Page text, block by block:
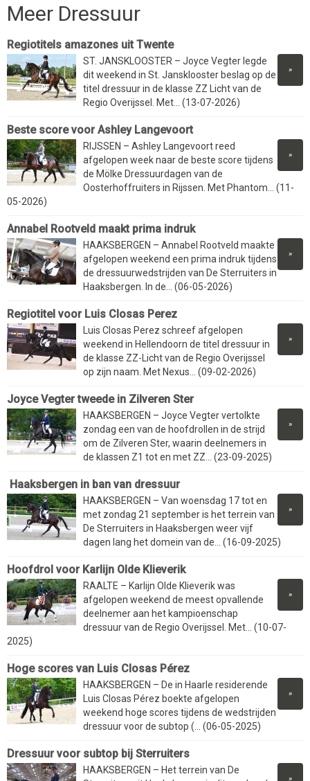
Meer Dressuur
Regiotitels amazones uit Twente
»
ST. JANSKLOOSTER – Joyce Vegter legde
dit weekend in St. Jansklooster beslag op de
titel dressuur in de klasse ZZ Licht van de
Regio Overijssel. Met... (13-07-2026)
Beste score voor Ashley Langevoort
»
RIJSSEN – Ashley Langevoort reed
afgelopen week naar de beste score tijdens
de Mölke Dressuurdagen van de
Oosterhoffruiters in Rijssen. Met Phantom... (11-
05-2026)
Annabel Rootveld maakt prima indruk
»
HAAKSBERGEN – Annabel Rootveld maakte
afgelopen weekend een prima indruk tijdens
de dressuurwedstrijden van De Sterruiters in
Haaksbergen. In de... (06-05-2026)
Regiotitel voor Luis Closas Perez
»
Luis Closas Perez schreef afgelopen
weekend in Hellendoorn de titel dressuur in
de klasse ZZ-Licht van de Regio Overijssel
op zijn naam. Met Nexus... (09-02-2026)
Joyce Vegter tweede in Zilveren Ster
»
HAAKSBERGEN – Joyce Vegter vertolkte
zondag een van de hoofdrollen in de strijd
om de Zilveren Ster, waarin deelnemers in
de klassen Z1 tot en met ZZ... (23-09-2025)
Haaksbergen in ban van dressuur
»
HAAKSBERGEN – Van woensdag 17 tot en
met zondag 21 september is het terrein van
De Sterruiters in Haaksbergen weer vijf
dagen lang het domein van de... (16-09-2025)
Hoofdrol voor Karlijn Olde Klieverik
»
RAALTE – Karlijn Olde Klieverik was
afgelopen weekend de meest opvallende
deelnemer aan het kampioenschap
dressuur van de Regio Overijssel. Met... (10-07-
2025)
Hoge scores van Luis Closas Pérez
»
HAAKSBERGEN – De in Haarle residerende
Luis Closas Pérez boekte afgelopen
weekend hoge scores tijdens de wedstrijden
dressuur voor de subtop (... (06-05-2025)
Dressuur voor subtop bij Sterruiters
»
HAAKSBERGEN – Het terrein van De